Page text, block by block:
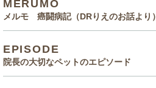
MERUMO
メルモ 癌闘病記（DRりえのお話より）
EPISODE
院長の大切なペットのエピソード